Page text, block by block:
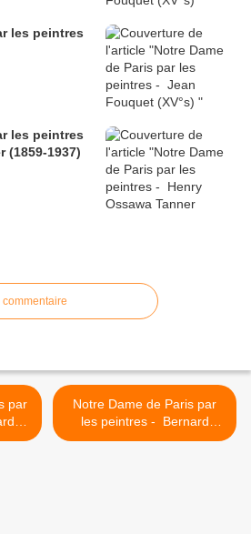
les peintres
les peintres
(1859-1937)
Notre Dame de Paris par
les peintres - Bernard
Buffet (1928-1999) >